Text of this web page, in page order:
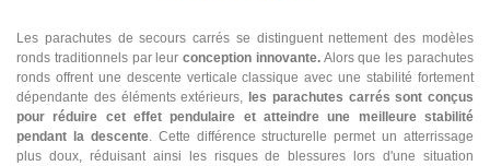
Les parachutes de secours carrés se distinguent nettement des modèles
ronds traditionnels par leurconception innovante.Alors que les parachutes
ronds offrent une descente verticale classique avec une stabilité fortement
dépendante des éléments extérieurs, les parachutes carrés sont conçus
pour réduire cet effet pendulaire et atteindre une meilleure stabilité
pendant la descente. Cette différence structurelle permet un atterrissage
plus doux, réduisant ainsi les risques de blessures lors d'une situation